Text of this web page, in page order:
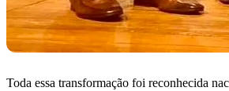
Toda essa transformação foi reconhecida